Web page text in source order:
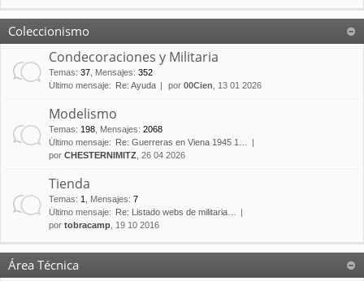
Coleccionismo
Condecoraciones y Militaria
Temas: 37 Mensajes: 352
Último mensaje:
Re: Ayuda por 00Cien , 13 01 2026
Modelismo
Temas: 198 Mensajes: 2068
Último mensaje:
Re: Guerreras en Viena 1945 1…
por CHESTERNIMITZ , 26 04 2026
Tienda
Temas: 1 Mensajes: 7
Último mensaje:
Re: Listado webs de militaria…
por tobracamp , 19 10 2016
Área Técnica